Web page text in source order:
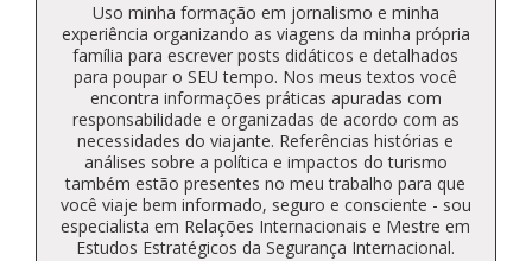
Uso minha formação em jornalismo e minha
experiência organizando as viagens da minha própria
família para escrever posts didáticos e detalhados
para poupar o SEU tempo. Nos meus textos você
encontra informações práticas apuradas com
responsabilidade e organizadas de acordo com as
necessidades do viajante. Referências histórias e
análises sobre a política e impactos do turismo
também estão presentes no meu trabalho para que
você viaje bem informado, seguro e consciente - sou
especialista em Relações Internacionais e Mestre em
Estudos Estratégicos da Segurança Internacional.